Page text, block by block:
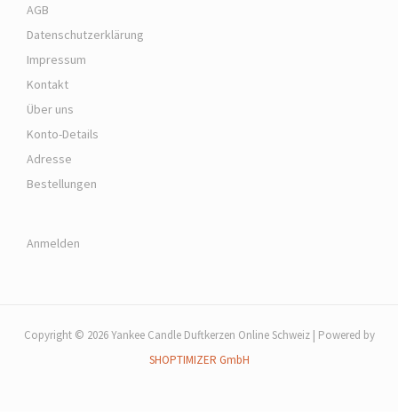
AGB
Datenschutzerklärung
Impressum
Kontakt
Über uns
Konto-Details
Adresse
Bestellungen
Anmelden
Copyright © 2026 Yankee Candle Duftkerzen Online Schweiz | Powered by
SHOPTIMIZER GmbH